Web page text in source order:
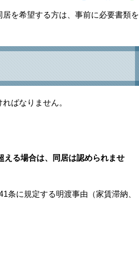
を希望する方は、事前に必要書類を
ばなりません。
る場合は、同居は認められませ
条に規定する明渡事由（家賃滞納、